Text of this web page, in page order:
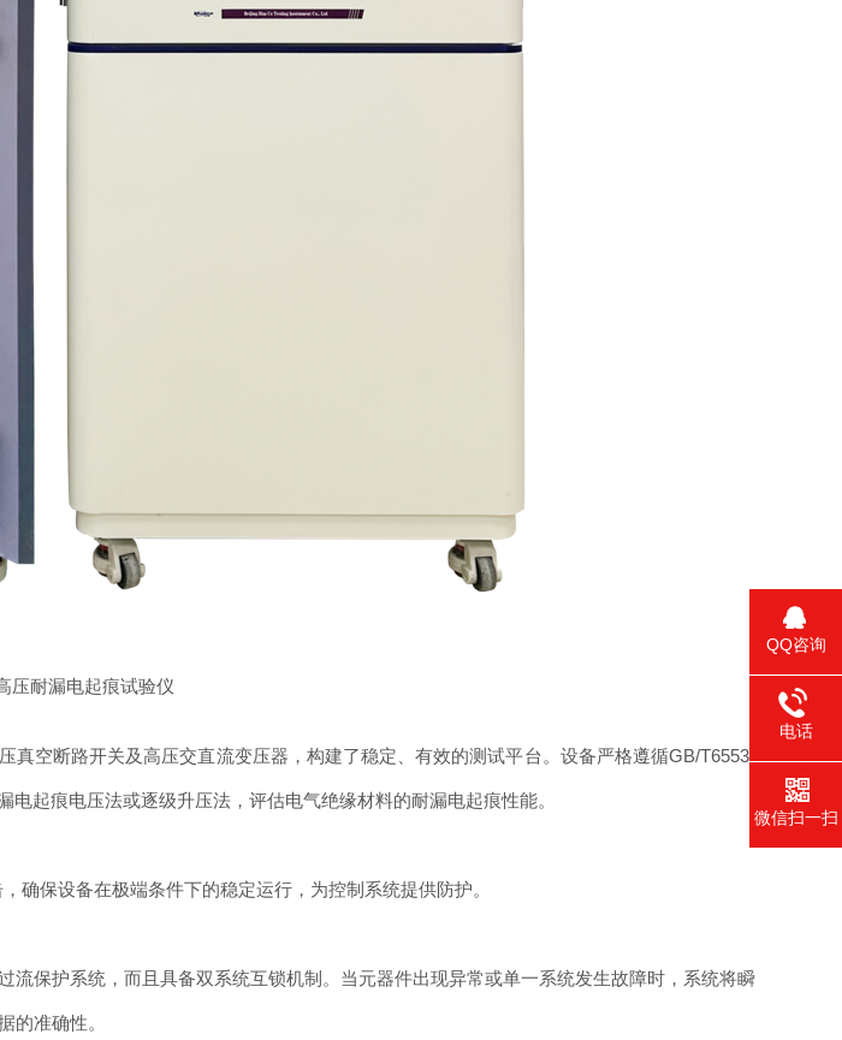
压耐漏电起痕试验仪
空断路开关及高压交直流变压器，构建了稳定、有效的测试平台。设备严格遵循GB/T6553-
起痕电压法或逐级升压法，评估电气绝缘材料的耐漏电起痕性能。
确保设备在极端条件下的稳定运行，为控制系统提供防护。
保护系统，而且具备双系统互锁机制。当元器件出现异常或单一系统发生故障时，系统将瞬
的准确性。
QQ咨询
电话
微信扫一扫